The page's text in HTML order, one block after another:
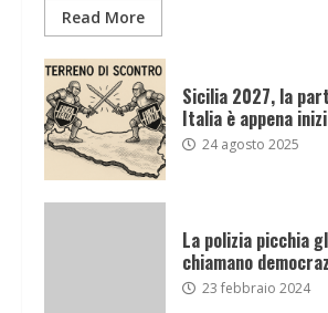
Read More
Sicilia 2027, la
Italia è appena
24 agosto 2025
La polizia picchia
chiamano
23 febbraio 2024